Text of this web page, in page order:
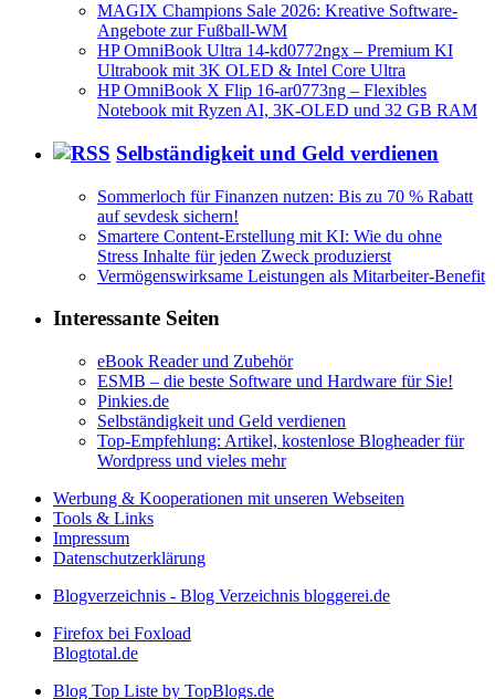
MAGIX Champions Sale 2026: Kreative Software-
Angebote zur Fußball-WM
HP OmniBook Ultra 14-kd0772ngx – Premium KI
Ultrabook mit 3K OLED & Intel Core Ultra
HP OmniBook X Flip 16-ar0773ng – Flexibles
Notebook mit Ryzen AI, 3K-OLED und 32 GB RAM
Selbständigkeit und Geld verdienen
Sommerloch für Finanzen nutzen: Bis zu 70 % Rabatt
auf sevdesk sichern!
Smartere Content-Erstellung mit KI: Wie du ohne
Stress Inhalte für jeden Zweck produzierst
Vermögenswirksame Leistungen als Mitarbeiter-Benefit
Interessante Seiten
eBook Reader und Zubehör
ESMB – die beste Software und Hardware für Sie!
Pinkies.de
Selbständigkeit und Geld verdienen
Top-Empfehlung: Artikel, kostenlose Blogheader für
Wordpress und vieles mehr
Werbung & Kooperationen mit unseren Webseiten
Tools & Links
Impressum
Datenschutzerklärung
Blogverzeichnis - Blog Verzeichnis bloggerei.de
Firefox bei Foxload
Blogtotal.de
Blog Top Liste by TopBlogs.de